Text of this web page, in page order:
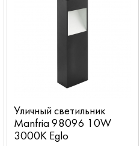
Уличный светильник
Manfria 98096 10W
3000K Eglo